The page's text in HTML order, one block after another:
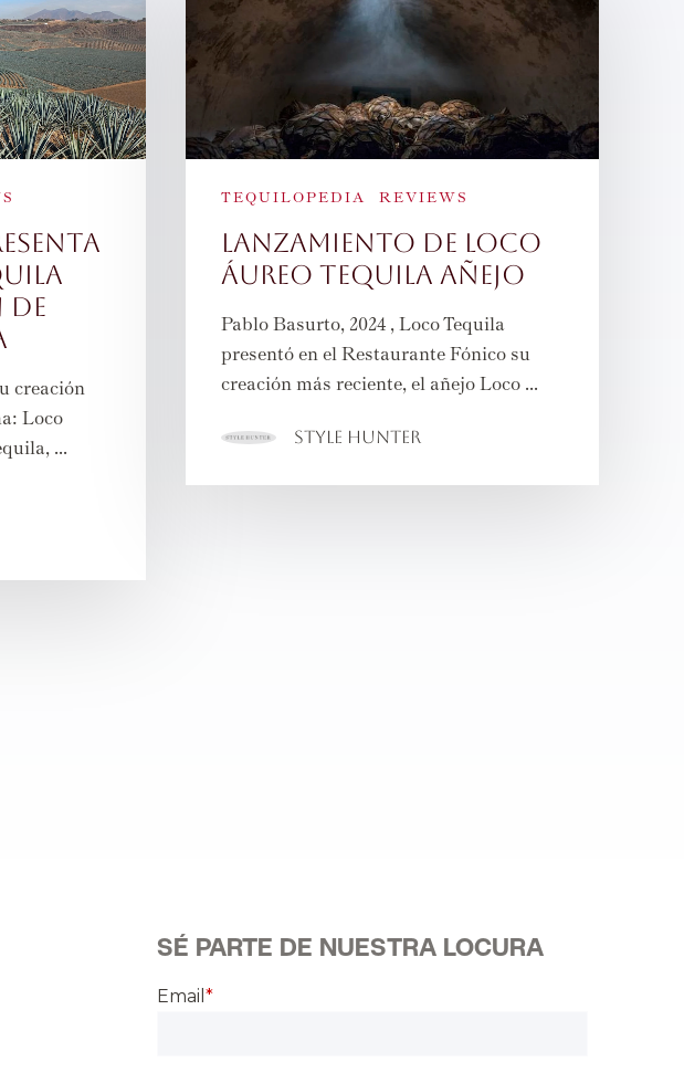
de
creación
Loco
...
TEQUILOPEDIA REVIEWS
Lanzamiento de Loco
Áureo Tequila Añejo
Pablo Basurto, 2024 , Loco Tequila
presentó en el Restaurante Fónico su
creación más reciente, el añejo Loco ...
Style Hunter
SÉ PARTE DE NUESTRA LOCURA
Email*